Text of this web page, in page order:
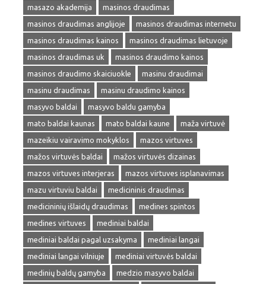
masazo akademija
masinos draudimas
masinos draudimas anglijoje
masinos draudimas internetu
masinos draudimas kainos
masinos draudimas lietuvoje
masinos draudimas uk
masinos draudimo kainos
masinos draudimo skaiciuokle
masinu draudimai
masinu draudimas
masinu draudimo kainos
masyvo baldai
masyvo baldu gamyba
mato baldai kaunas
mato baldai kaune
maža virtuvė
mazeikiu vairavimo mokyklos
mazos virtuves
mažos virtuvės baldai
mažos virtuvės dizainas
mazos virtuves interjeras
mazos virtuves isplanavimas
mazu virtuviu baldai
medicininis draudimas
medicininių išlaidų draudimas
medines spintos
medines virtuves
mediniai baldai
mediniai baldai pagal uzsakyma
mediniai langai
mediniai langai vilniuje
mediniai virtuvės baldai
medinių baldų gamyba
medzio masyvo baldai